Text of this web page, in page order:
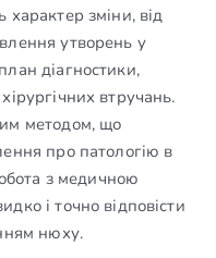
характер зміни, від
утворень у
діагностики,
втручань.
методом, що
про патологію в
з медичною
і точно відповісти
нюху.